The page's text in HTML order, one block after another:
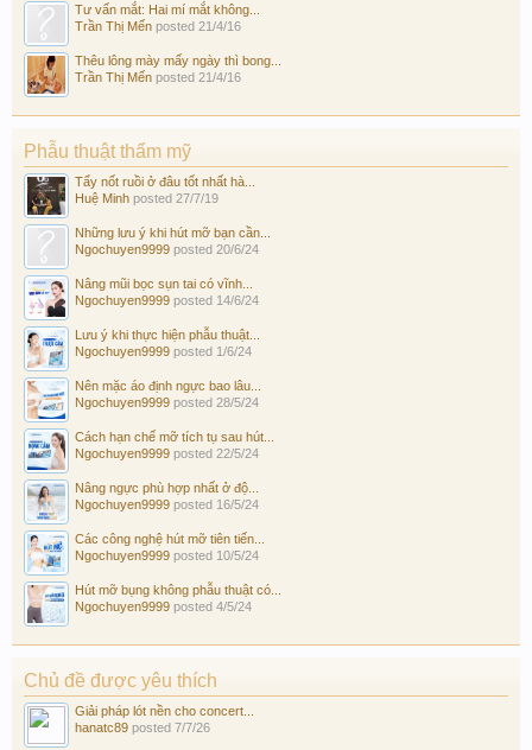
Tư vấn mắt: Hai mí mắt không...
Trần Thị Mến posted 21/4/16
Thêu lông mày mấy ngày thì bong...
Trần Thị Mến posted 21/4/16
Phẫu thuật thẩm mỹ
Tẩy nốt ruồi ở đâu tốt nhất hà...
Huệ Minh posted 27/7/19
Những lưu ý khi hút mỡ bạn cần...
Ngochuyen9999 posted 20/6/24
Nâng mũi bọc sụn tai có vĩnh...
Ngochuyen9999 posted 14/6/24
Lưu ý khi thực hiện phẫu thuật...
Ngochuyen9999 posted 1/6/24
Nên mặc áo định ngực bao lâu...
Ngochuyen9999 posted 28/5/24
Cách hạn chế mỡ tích tụ sau hút...
Ngochuyen9999 posted 22/5/24
Nâng ngực phù hợp nhất ở độ...
Ngochuyen9999 posted 16/5/24
Các công nghệ hút mỡ tiên tiến...
Ngochuyen9999 posted 10/5/24
Hút mỡ bụng không phẫu thuật có...
Ngochuyen9999 posted 4/5/24
Chủ đề được yêu thích
Giải pháp lót nền cho concert...
hanatc89 posted 7/7/26